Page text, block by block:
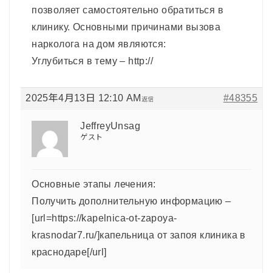
позволяет самостоятельно обратиться в
клинику. Основными причинами вызова
нарколога на дом являются:
Углубиться в тему – http://
2025年4月13日 12:10 AM #48355
返信
JeffreyUnsag
ゲスト
Основные этапы лечения:
Получить дополнительную информацию –
[url=https://kapelnica-ot-zapoya-
krasnodar7.ru/]капельница от запоя клиника в
краснодаре[/url]